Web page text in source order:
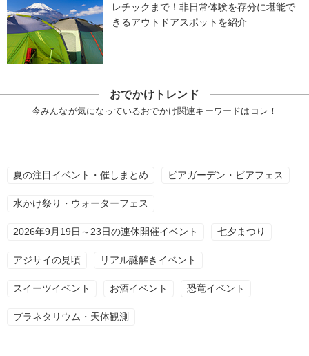
レチックまで！非日常体験を存分に堪能で
きるアウトドアスポットを紹介
おでかけトレンド
今みんなが気になっているおでかけ関連キーワードはコレ！
夏の注目イベント・催しまとめ ビアガーデン・ビアフェス
水かけ祭り・ウォーターフェス
2026年9月19日～23日の連休開催イベント 七夕まつり
アジサイの見頃 リアル謎解きイベント
スイーツイベント お酒イベント 恐竜イベント
プラネタリウム・天体観測